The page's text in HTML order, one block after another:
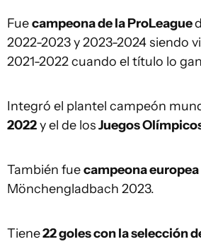
Fuecampeona de la ProLeague
2022-2023 y 2023-2024 siendo
2021-2022 cuando el título lo
Integró el plantel campeón
2022y el de losJuegos
También fuecampeona europea
Mönchengladbach 2023.
Tiene22 goles con la selección